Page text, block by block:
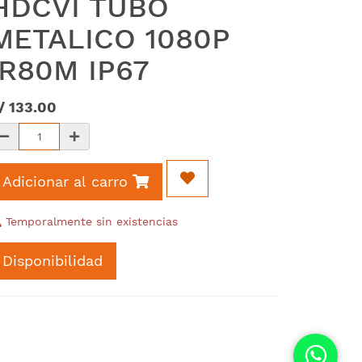
TUBO
1080P
IP67
133.00
Adicionar al carro
Temporalmente sin existencias
Disponibilidad